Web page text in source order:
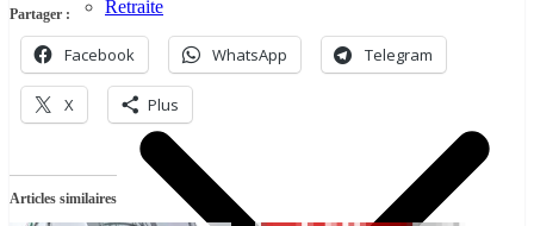
Retraite
Partager :
Facebook WhatsApp Telegram
X Plus
Articles similaires